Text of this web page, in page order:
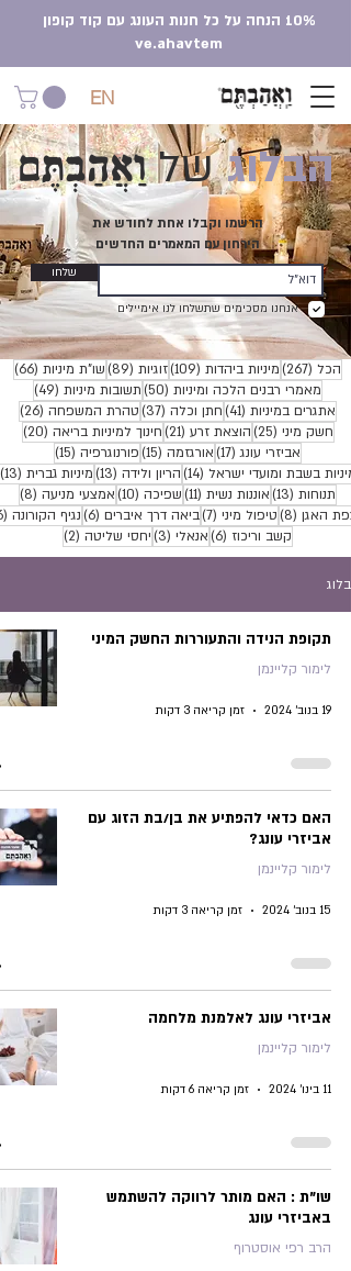
10% הנחה על כל חנות העונג עם קוד קופון
ve.ahavtem
EN
הבלוגשלוַאֲהַבְתֶּם
הרשמו וקבלו אחת לחודש את
הירחון עם המאמרים החדשים
שלחו
אנחנו מסכימים שתשלחו לנו אימיילים
הכל (267) 267 פוסטים
מיניות ביהדות (109) 109 פוסטים
זוגיות (89) 89 פוסטים
שו"ת מיניות (66)
66 פוסטים
מאמרי רבנים הלכה ומיניות (50) 50 פוסטים
תשובות מיניות (49)
49 פוסטים
אתגרים במיניות (41) 41 פוסטיםחתן וכלה (37) 37 פוסטים
טהרת המשפחה (26)
26 פוסטים
חשק מיני (25) 25 פוסטים
הוצאת זרע (21) 21 פוסטיםחינוך למיניות בריאה (20)
20 פוסטים
אביזרי עונג (17) 17 פוסטיםאורגזמה (15) 15 פוסטיםפורנוגרפיה (15)
15 פוסטים
מיניות בשבת ומועדי ישראל (14) 14 פוסטיםהריון ולידה (13) 13 פוסטים
מיניות גברית (13)
תנוחות (13) 13 פוסטיםאוננות נשית (11) 11 פוסטיםשפיכה (10) 10 פוסטיםאמצעי מניעה (8)
8 פוסטים
האגן (8) 8 פוסטיםטיפול מיני (7) 7 פוסטיםביאה דרך איברים (6) 6 פוסטיםנגיף הקורונה (6)
קשב וריכוז (6) 6 פוסטיםאנאלי (3) 3 פוסטיםיחסי שליטה (2) 2 פוסטים
בלוג
תקופת הנידה והתעוררות החשק המיני
לימור קליינמן
19 בנוב׳ 2024 זמן קריאה 3 דקות
האם כדאי להפתיע את בן/בת הזוג עם
אביזרי עונג?
לימור קליינמן
15 בנוב׳ 2024 זמן קריאה 3 דקות
אביזרי עונג לאלמנת מלחמה
לימור קליינמן
11 בינו׳ 2024 זמן קריאה 6 דקות
שו"ת : האם מותר לרווקה להשתמש
באביזרי עונג
הרב רפי אוסטרוף